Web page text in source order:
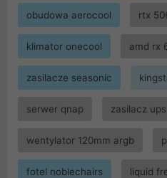
obudowa aerocool rtx
klimator onecool amd rx
zasilacze seasonic
serwer qnap zasilacz ups
wentylator 120mm argb
fotel noblechairs liquid